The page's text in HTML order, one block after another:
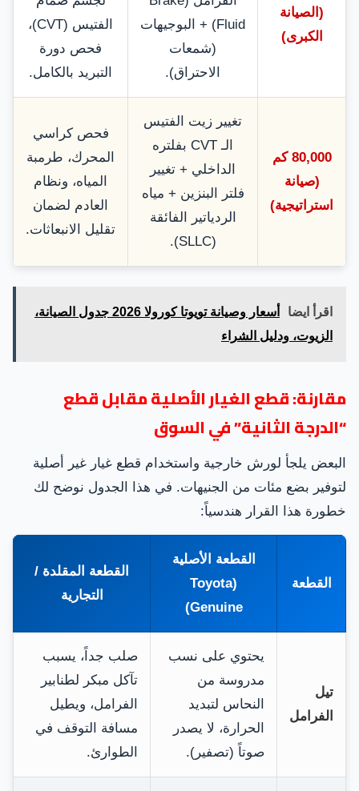
(الصيانة
الكبرى)
Fluid) + البوجيهات
(شمعات
الاحتراق).
الفتيس (CVT)،
فحص دورة
التبريد بالكامل.
80,000 كم
(صيانة
استراتيجية)
تغيير زيت الفتيس
الـ CVT بفلتره
الداخلي + تغيير
فلتر البنزين + مياه
الردياتير الفائقة
(SLLC).
فحص كراسي
المحرك، طرمبة
المياه، ونظام
العادم لضمان
تقليل الانبعاثات.
اقرأ ايضا
أسعار وصيانة تويوتا كورولا 2026 جدول الصيانة،
الزيوت، ودليل الشراء
مقارنة: قطع الغيار الأصلية مقابل قطع
“الدرجة الثانية” في السوق
البعض يلجأ لورش خارجية واستخدام قطع غيار غير أصلية
لتوفير بضع مئات من الجنيهات. في هذا الجدول نوضح لك
خطورة هذا القرار هندسياً:
القطعة
القطعة الأصلية
(Toyota
Genuine)
القطعة المقلدة /
التجارية
تيل
الفرامل
يحتوي على نسب
مدروسة من
النحاس لتبديد
الحرارة، لا يصدر
صوتاً (تصفير).
صلب جداً، يسبب
تآكل مبكر لطنابير
الفرامل، ويطيل
مسافة التوقف في
الطوارئ.